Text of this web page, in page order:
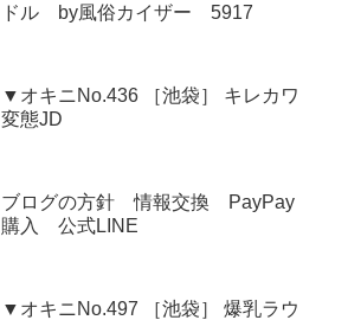
ドル by風俗カイザー 5917
▼オキニNo.436 ［池袋］ キレカワ
変態JD
ブログの方針 情報交換 PayPay
購入 公式LINE
▼オキニNo.497 ［池袋］ 爆乳ラウ